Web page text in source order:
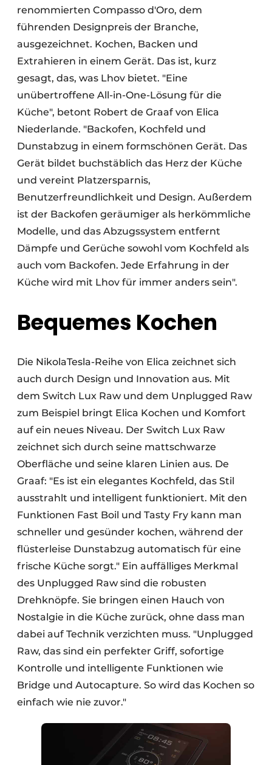
renommierten Compasso d'Oro, dem
führenden Designpreis der Branche,
ausgezeichnet. Kochen, Backen und
Extrahieren in einem Gerät. Das ist, kurz
gesagt, das, was Lhov bietet. "Eine
unübertroffene All-in-One-Lösung für die
Küche", betont Robert de Graaf von Elica
Niederlande. "Backofen, Kochfeld und
Dunstabzug in einem formschönen Gerät. Das
Gerät bildet buchstäblich das Herz der Küche
und vereint Platzersparnis,
Benutzerfreundlichkeit und Design. Außerdem
ist der Backofen geräumiger als herkömmliche
Modelle, und das Abzugssystem entfernt
Dämpfe und Gerüche sowohl vom Kochfeld als
auch vom Backofen. Jede Erfahrung in der
Küche wird mit Lhov für immer anders sein".
Bequemes Kochen
Die NikolaTesla-Reihe von Elica zeichnet sich
auch durch Design und Innovation aus. Mit
dem Switch Lux Raw und dem Unplugged Raw
zum Beispiel bringt Elica Kochen und Komfort
auf ein neues Niveau. Der Switch Lux Raw
zeichnet sich durch seine mattschwarze
Oberfläche und seine klaren Linien aus. De
Graaf: "Es ist ein elegantes Kochfeld, das Stil
ausstrahlt und intelligent funktioniert. Mit den
Funktionen Fast Boil und Tasty Fry kann man
schneller und gesünder kochen, während der
flüsterleise Dunstabzug automatisch für eine
frische Küche sorgt." Ein auffälliges Merkmal
des Unplugged Raw sind die robusten
Drehknöpfe. Sie bringen einen Hauch von
Nostalgie in die Küche zurück, ohne dass man
dabei auf Technik verzichten muss. "Unplugged
Raw, das sind ein perfekter Griff, sofortige
Kontrolle und intelligente Funktionen wie
Bridge und Autocapture. So wird das Kochen so
einfach wie nie zuvor."